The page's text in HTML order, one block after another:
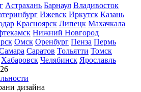
Астрахань Барнаул Владивосток
Ижевск Иркутск Казань
Красноярск Липецк Махачкала
Нижний Новгород
Омск Оренбург Пенза Пермь
Саратов Тольятти Томск
Хабаровск Челябинск Ярославль
дизайна